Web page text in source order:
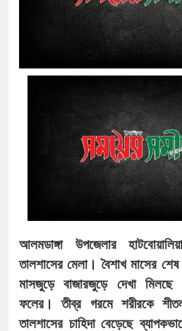
আলমডাঙ্গা উপজেলার
তালশাসের মেলা। বৈশাখ মাসের
মাসজুড়ে বাজারজুড়ে দেখা মিলছে
ফলের। তীব্র গরমে শরীরকে
তালশাসের চাহিদা বেড়েছে